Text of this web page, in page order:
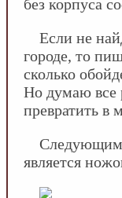
без корпуса
Если не
городе, то
сколько
Но думаю все
превратить в
является